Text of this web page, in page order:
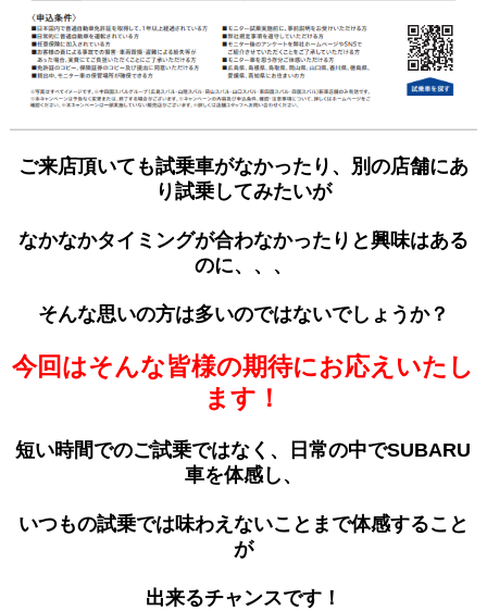
ご来店頂いても試乗車がなかったり、別の店舗にあ
り試乗してみたいが
なかなかタイミングが合わなかったりと興味はある
のに、、、
そんな思いの方は多いのではないでしょうか？
今回はそんな皆様の期待にお応えいたし
ます！
短い時間でのご試乗ではなく、
日常の中でSUBARU
車を体感し、
いつもの試乗では味わえないことまで体感すること
が
出来るチャンスです！